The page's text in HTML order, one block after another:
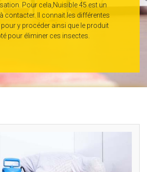
Pour cela,Nuisible 45 est un
contacter. Il connait les différentes
y procéder ainsi que le produit
pour éliminer ces insectes.